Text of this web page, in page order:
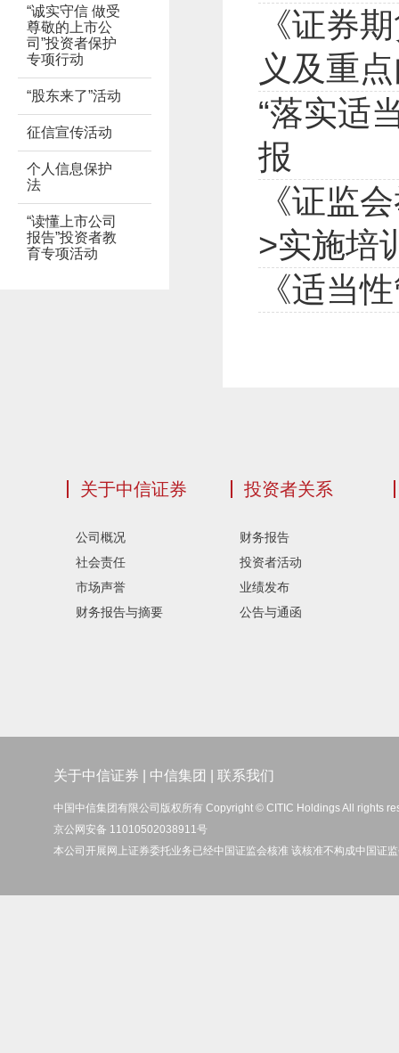
“诚实守信 做受
尊敬的上市公
司”投资者保护
专项行动
“股东来了”活动
征信宣传活动
个人信息保护
法
“读懂上市公司
报告”投资者教
育专项活动
《证券
义及重
“落实适
报
《证监
>实施培
《适当
关于中信证券
公司概况
社会责任
市场声誉
财务报告与摘要
投资者关系
财务报告
投资者活动
业绩发布
公告与通函
关于中信证券 中信集团 联系我们
中国中信集团有限公司版权所有 Copyright © CITIC Holdings All rights
京公网安备 11010502038911号
本公司开展网上证券委托业务已经中国证监会核准 该核准不构成中国证